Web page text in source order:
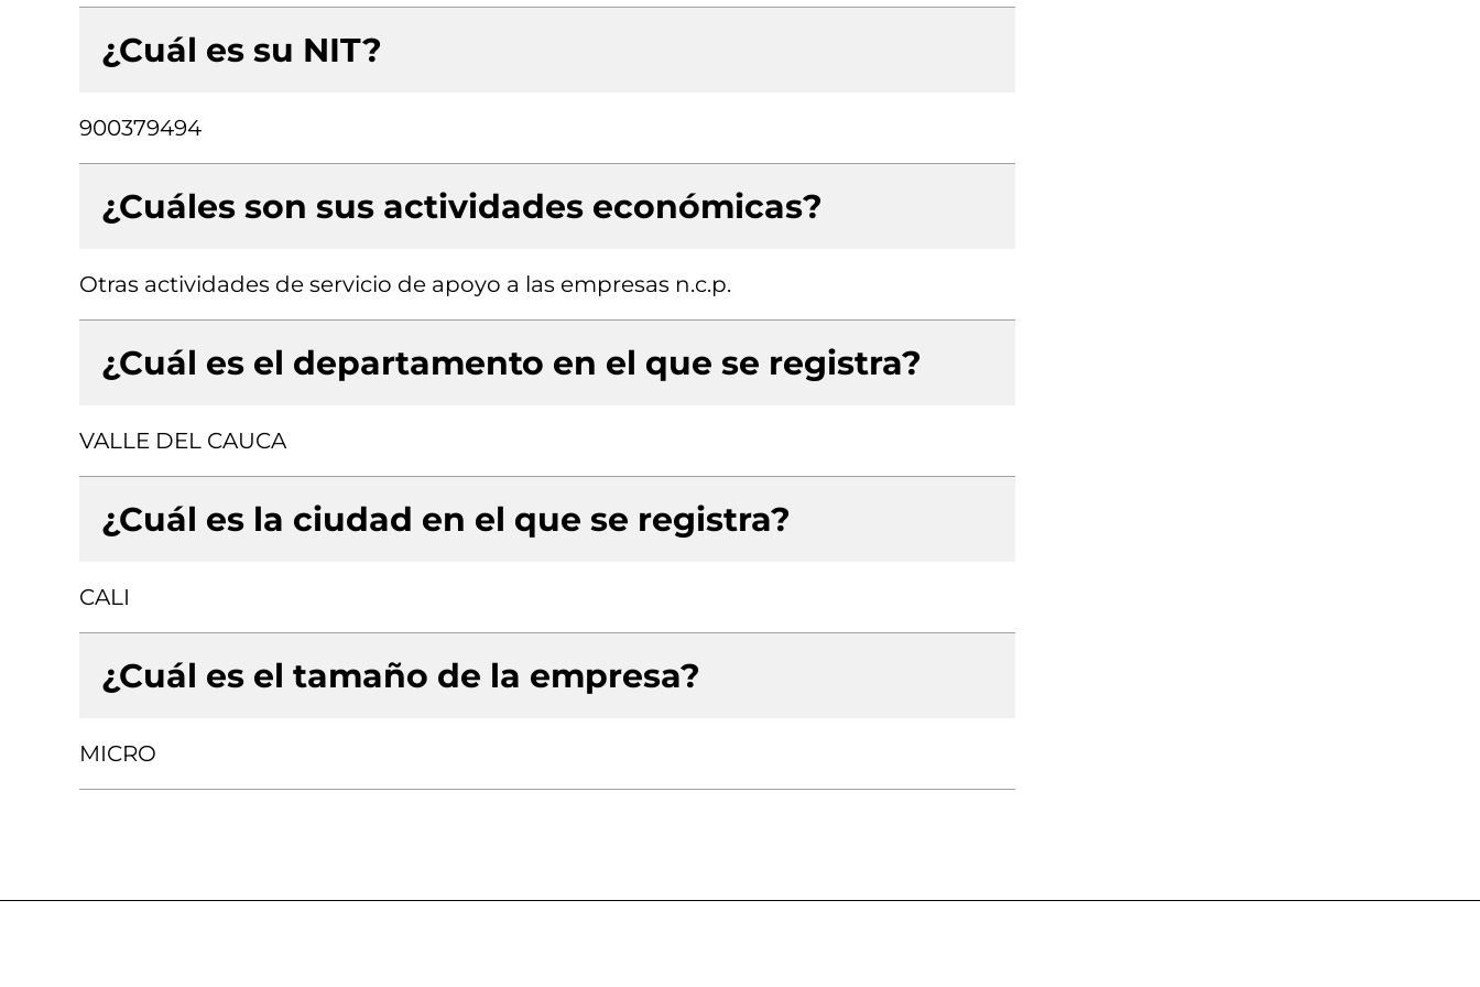
¿Cuál es su NIT?
900379494
¿Cuáles son sus actividades económicas?
Otras actividades de servicio de apoyo a las empresas n.c.p.
¿Cuál es el departamento en el que se registra?
VALLE DEL CAUCA
¿Cuál es la ciudad en el que se registra?
CALI
¿Cuál es el tamaño de la empresa?
MICRO